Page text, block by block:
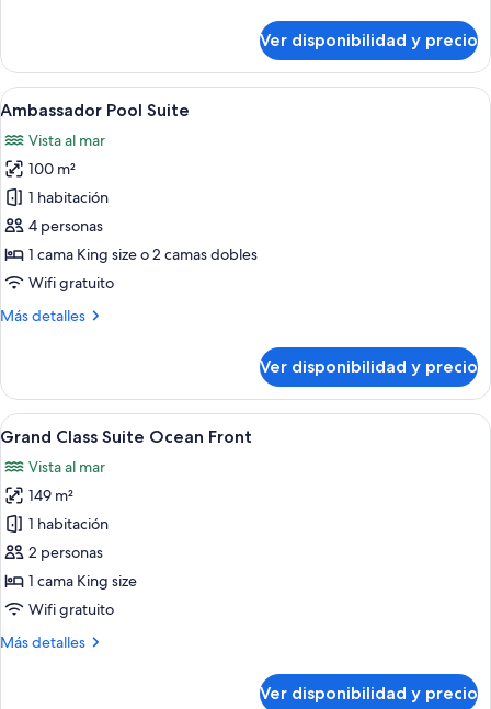
Suite
Ocean
View
Ver disponibilidad y precio
Ver
todas
las
fotos
de
Ambassador
Pool
Suite
Una habitación de hotel moderna
5
Ambassador Pool Suite
Vista al mar
100 m²
1 habitación
4 personas
1 cama King size o 2 camas dobles
Wifi gratuito
Más detalles
Más
Pool
Suite
Ver disponibilidad y precio
Ver
todas
las
fotos
de
Grand
Class
Suite
Front
Una sala de estar moderna con sofá,
5
Grand Class Suite Ocean Front
Vista al mar
149 m²
1 habitación
2 personas
1 cama King size
Wifi gratuito
Más detalles
Más
Ver disponibilidad y precio